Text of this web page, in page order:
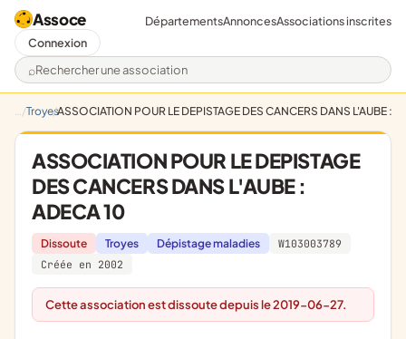
Assoce
Rechercher une association
DépartementsAnnoncesAssociations inscrites
Connexion
TroyesASSOCIATION POUR LE DEPISTAGE DES CANCERS DANS L'AUBE :
ASSOCIATION POUR LE DEPISTAGE
DES CANCERS DANS L'AUBE :
ADECA 10
Dissoute Troyes Dépistage maladies
W103003789
Créée en 2002
Cette association est dissoute depuis le 2019-06-27.